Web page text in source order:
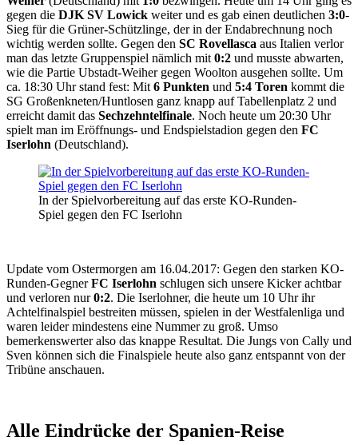
gegen die DJK SV Lowick weiter und es gab einen deutlichen 3:0-
Sieg für die Grüner-Schützlinge, der in der Endabrechnung noch
wichtig werden sollte. Gegen den SC Rovellasca aus Italien verlor
man das letzte Gruppenspiel nämlich mit 0:2 und musste abwarten,
wie die Partie Ubstadt-Weiher gegen Woolton ausgehen sollte. Um
ca. 18:30 Uhr stand fest: Mit 6 Punkten und 5:4 Toren kommt die
SG Großenkneten/Huntlosen ganz knapp auf Tabellenplatz 2 und
erreicht damit das Sechzehntelfinale. Noch heute um 20:30 Uhr
spielt man im Eröffnungs- und Endspielstadion gegen den FC
Iserlohn (Deutschland).
In der Spielvorbereitung auf das erste KO-Runden-
Spiel gegen den FC Iserlohn
Update vom Ostermorgen am 16.04.2017: Gegen den starken KO-
Runden-GegnerFC Iserlohn schlugen sich unsere Kicker achtbar
und verloren nur0:2. Die Iserlohner, die heute um 10 Uhr ihr
Achtelfinalspiel bestreiten müssen, spielen in der Westfalenliga und
waren leider mindestens eine Nummer zu groß. Umso
bemerkenswerter also das knappe Resultat. Die Jungs von Cally und
Sven können sich die Finalspiele heute also ganz entspannt von der
Tribüne anschauen.
Alle Eindrücke der Spanien-Reise